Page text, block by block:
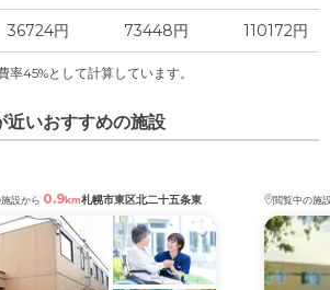
36724円 73448円 110172円
率45%として計算しています。
近いおすすめの施設
設から 0.9km札幌市東区北二十五条東 閲覧中の施